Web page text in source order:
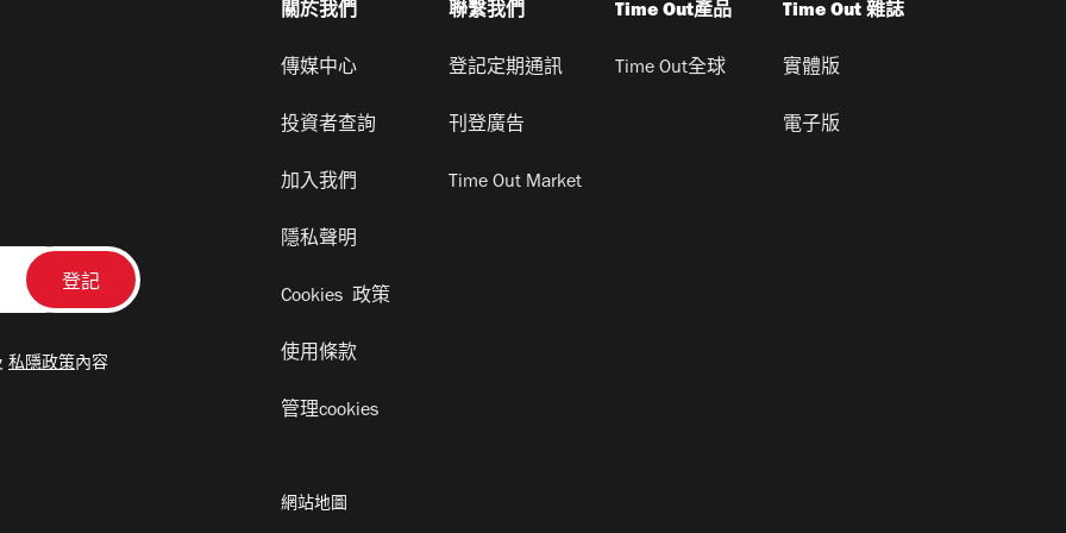
私隱政策內容
關於我們
傳媒中心
投資者查詢
加入我們
隱私聲明
Cookies 政策
使用條款
管理cookies
聯繫我們
登記定期通訊
刊登廣告
Time Out Market
Time Out產品
Time Out全球
Time Out 雜誌
實體版
電子版
網站地圖